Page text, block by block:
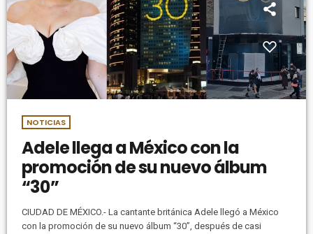
NOTICIAS
Adele llega a México con la
promoción de su nuevo álbum
“30”
CIUDAD DE MÉXICO.- La cantante británica Adele llegó a México
con la promoción de su nuevo álbum “30”, después de casi